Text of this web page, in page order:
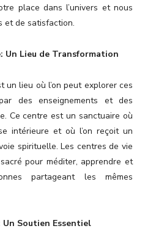
place dans l’univers et nous
et de satisfaction.
Un Lieu de Transformation
lieu où l’on peut explorer ces
des enseignements et des
Ce centre est un sanctuaire où
intérieure et où l’on reçoit un
spirituelle. Les centres de vie
pour méditer, apprendre et
partageant les mêmes
Un Soutien Essentiel